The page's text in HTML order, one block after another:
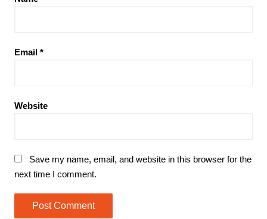
Email *
Website
Save my name, email, and website in this browser for the
next time I comment.